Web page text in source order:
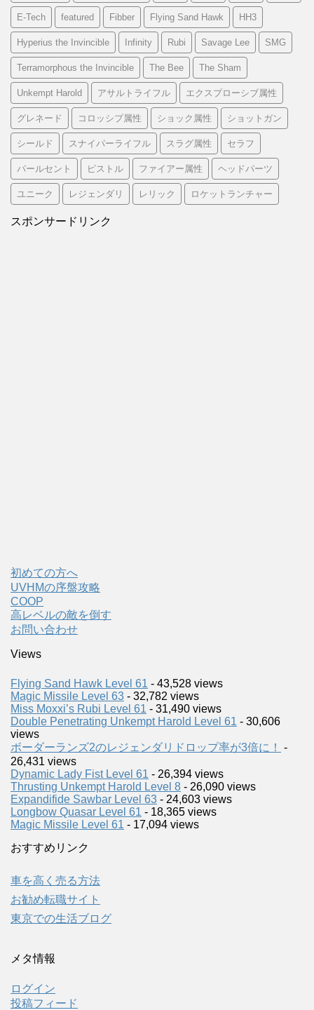
E-Tech featured Fibber Flying Sand Hawk HH3
Hyperius the Invincible Infinity Rubi Savage Lee SMG
Terramorphous the Invincible The Bee The Sham
Unkempt Harold アサルトライフル エクスプローシブ属性
グレネード コロッシプ属性 ショック属性 ショットガン
シールド スナイパーライフル スラグ属性 セラフ
パールセント ピストル ファイアー属性 ヘッドパーツ
ユニーク レジェンダリ レリック ロケットランチャー
スポンサードリンク
初めての方へ
UVHMの序盤攻略
COOP
高レベルの敵を倒す
お問い合わせ
Views
Flying Sand Hawk Level 61 - 43,528 views
Magic Missile Level 63 - 32,782 views
Miss Moxxi’s Rubi Level 61 - 31,490 views
Double Penetrating Unkempt Harold Level 61 - 30,606
views
ボーダーランズ2のレジェンダリドロップ率が3倍に！
-
26,431 views
Dynamic Lady Fist Level 61 - 26,394 views
Thrusting Unkempt Harold Level 8 - 26,090 views
Expandifide Sawbar Level 63 - 24,603 views
Longbow Quasar Level 61 - 18,365 views
Magic Missile Level 61 - 17,094 views
おすすめリンク
車を高く売る方法
お勧め転職サイト
東京での生活ブログ
メタ情報
ログイン
投稿フィード